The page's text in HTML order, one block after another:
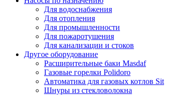
Для водоснабжения
Для отопления
Для промышленности
Для пожаротушения
Для канализации и стоков
Другое оборудование
Расширительные баки Masdaf
Газовые горелки Polidoro
Автоматика для газовых котлов Sit
Шнуры из стекловолокна